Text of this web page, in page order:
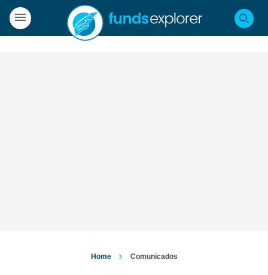
Home Comunicados